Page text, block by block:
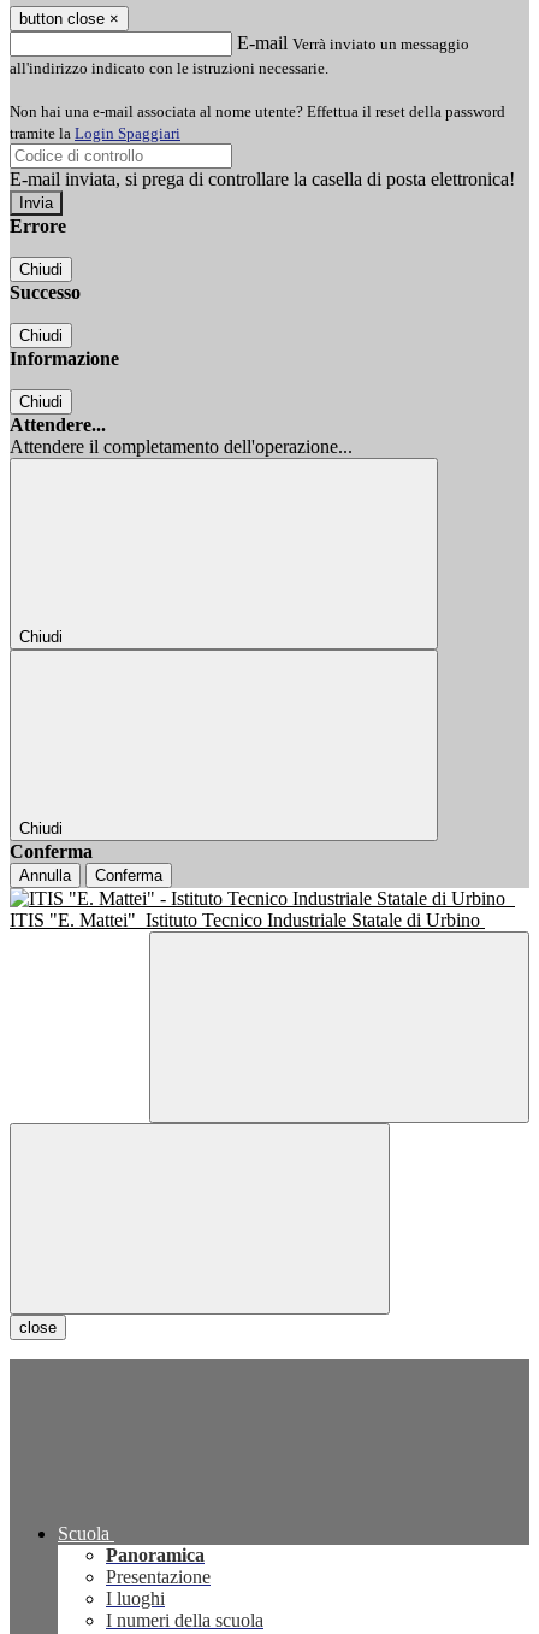
button close ×
E-mail Verrà inviato un messaggio
all'indirizzo indicato con le istruzioni necessarie.
Non hai una e-mail associata al nome utente? Effettua il reset della password
tramite la Login Spaggiari
E-mail inviata, si prega di controllare la casella di posta elettronica!
Errore
Chiudi
Successo
Chiudi
Informazione
Chiudi
Attendere...
Attendere il completamento dell'operazione...
Chiudi
Chiudi
Conferma
Annulla Conferma
ITIS "E. Mattei" Istituto Tecnico Industriale Statale di Urbino
close
Scuola
Panoramica
Presentazione
I luoghi
I numeri della scuola